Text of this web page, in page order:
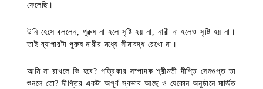
ফেলেছি।
উনি হেসে বললেন, পুরুষ না হলে সৃষ্টি হয় না, নারী না হলেও সৃষ্টি হয় না।
তাই ব্যাপারটা পুরুষ নারীর মধ্যে সীমাবদ্ধ রেখো না।
আমি না রাখলে কি হবে? পত্রিকার সম্পাদক শ্রীমতী দীপ্তি সেনগুপ্ত তা
শুনলে তো? দীপ্তির একটা অপূর্ব স্বভাব আছে ও যেকোন অনুষ্ঠানে মার্জিত